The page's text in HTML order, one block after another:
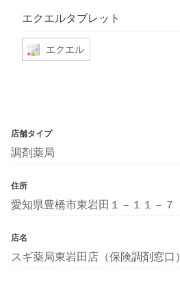
エクエルタブレット
エクエル
店舗タイプ
調剤薬局
住所
愛知県豊橋市東岩田１－１１－７
店名
スギ薬局東岩田店（保険調剤窓口）